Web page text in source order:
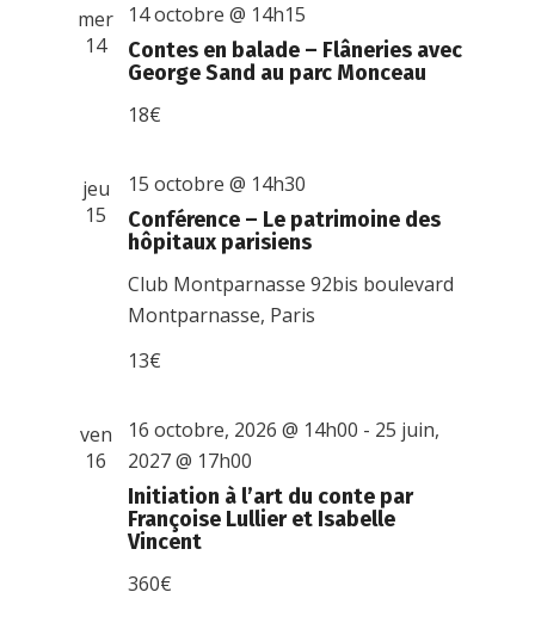
mer
14
Contes en balade – Flâneries avec
George Sand au parc Monceau
14 octobre @ 14h15
18€
jeu
15
Conférence – Le patrimoine des
hôpitaux parisiens
15 octobre @ 14h30
Club Montparnasse92bis boulevard
Montparnasse, Paris
13€
ven
16
Initiation à l’art du conte par
Françoise Lullier et Isabelle
Vincent
16 octobre, 2026 @ 14h00 - 25 juin,
2027 @ 17h00
360€